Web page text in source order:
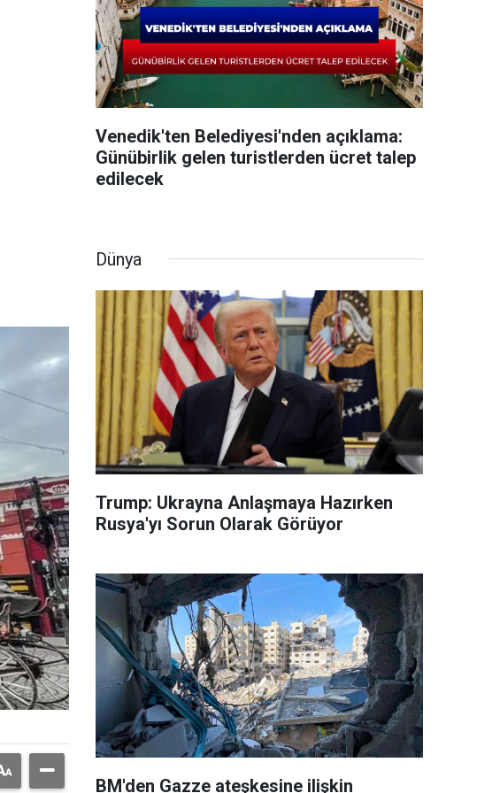
Venedik'ten Belediyesi'nden açıklama:
Günübirlik gelen turistlerden ücret talep
edilecek
Dünya
Trump: Ukrayna Anlaşmaya Hazırken
Rusya'yı Sorun Olarak Görüyor
BM'den Gazze ateşkesine ilişkin